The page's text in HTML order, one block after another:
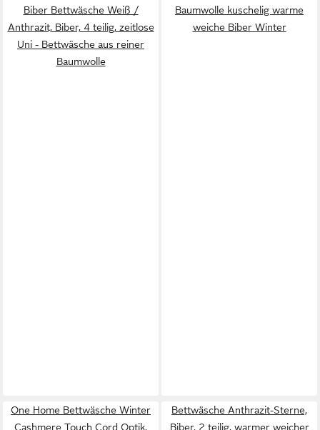
Biber Bettwäsche Weiß /
Anthrazit, Biber, 4 teilig, zeitlose
Uni - Bettwäsche aus reiner
Baumwolle
Baumwolle kuschelig warme
weiche Biber Winter
One Home Bettwäsche Winter
Cashmere Touch Cord Optik,
Bettwäsche Anthrazit-Sterne,
Biber, 2 teilig, warmer weicher